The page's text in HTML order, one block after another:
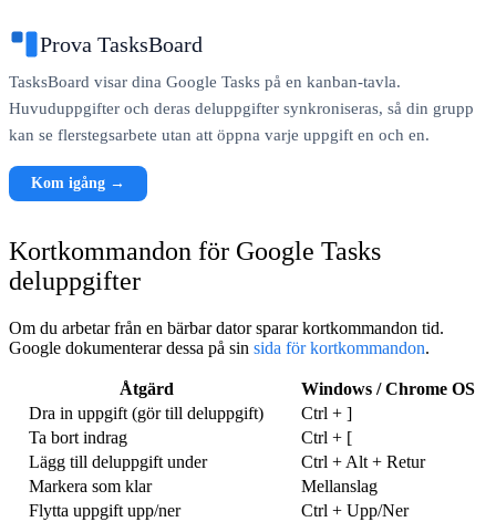
Prova TasksBoard
TasksBoard visar dina Google Tasks på en kanban-tavla.
Huvuduppgifter och deras deluppgifter synkroniseras, så din grupp
kan se flerstegsarbete utan att öppna varje uppgift en och en.
Kom igång →
Kortkommandon för Google Tasks
deluppgifter
Om du arbetar från en bärbar dator sparar kortkommandon tid.
Google dokumenterar dessa på sin sida för kortkommandon.
Åtgärd
Windows / Chrome OS
Dra in uppgift (gör till deluppgift)
Ctrl + ]
Ta bort indrag
Ctrl + [
Lägg till deluppgift under
Ctrl + Alt + Retur
Markera som klar
Mellanslag
Flytta uppgift upp/ner
Ctrl + Upp/Ner